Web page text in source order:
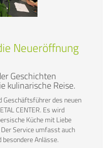
Neueröffnung
Geschichten
kulinarische Reise.
Geschäftsführer des neuen
CENTER. Es wird
Küche mit Liebe
Service umfasst auch
Anlässe.